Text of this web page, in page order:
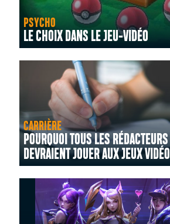
PSYCHO
LE CHOIX DANS LE JEU-VIDÉO
CARRIÈRE
POURQUOI TOUS LES RÉDACTEURS
DEVRAIENT JOUER AUX JEUX VIDÉO